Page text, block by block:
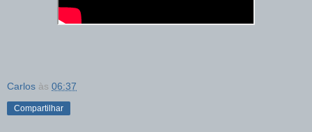
Carlos às 06:37
Compartilhar